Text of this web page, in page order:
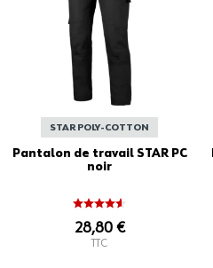
STAR POLY-COTTON
Pantalon de travail STAR PC
noir
28,80 €
TTC